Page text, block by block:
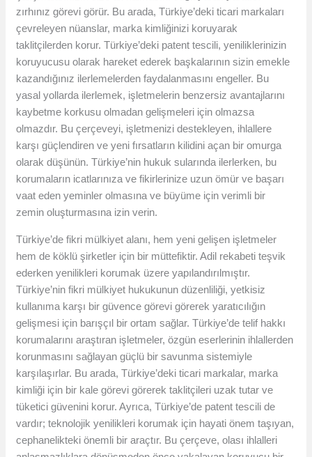
zırhınız görevi görür. Bu arada, Türkiye’deki ticari markaları
çevreleyen nüanslar, marka kimliğinizi koruyarak
taklitçilerden korur. Türkiye’deki patent tescili, yeniliklerinizin
koruyucusu olarak hareket ederek başkalarının sizin emekle
kazandığınız ilerlemelerden faydalanmasını engeller. Bu
yasal yollarda ilerlemek, işletmelerin benzersiz avantajlarını
kaybetme korkusu olmadan gelişmeleri için olmazsa
olmazdır. Bu çerçeveyi, işletmenizi destekleyen, ihlallere
karşı güçlendiren ve yeni fırsatların kilidini açan bir omurga
olarak düşünün. Türkiye’nin hukuk sularında ilerlerken, bu
korumaların icatlarınıza ve fikirlerinize uzun ömür ve başarı
vaat eden yeminler olmasına ve büyüme için verimli bir
zemin oluşturmasına izin verin.
Türkiye’de fikri mülkiyet alanı, hem yeni gelişen işletmeler
hem de köklü şirketler için bir müttefiktir. Adil rekabeti teşvik
ederken yenilikleri korumak üzere yapılandırılmıştır.
Türkiye’nin fikri mülkiyet hukukunun düzenliliği, yetkisiz
kullanıma karşı bir güvence görevi görerek yaratıcılığın
gelişmesi için barışçıl bir ortam sağlar. Türkiye’de telif hakkı
korumalarını araştıran işletmeler, özgün eserlerinin ihlallerden
korunmasını sağlayan güçlü bir savunma sistemiyle
karşılaşırlar. Bu arada, Türkiye’deki ticari markalar, marka
kimliği için bir kale görevi görerek taklitçileri uzak tutar ve
tüketici güvenini korur. Ayrıca, Türkiye’de patent tescili de
vardır; teknolojik yenilikleri korumak için hayati önem taşıyan,
cephanelikteki önemli bir araçtır. Bu çerçeve, olası ihlalleri